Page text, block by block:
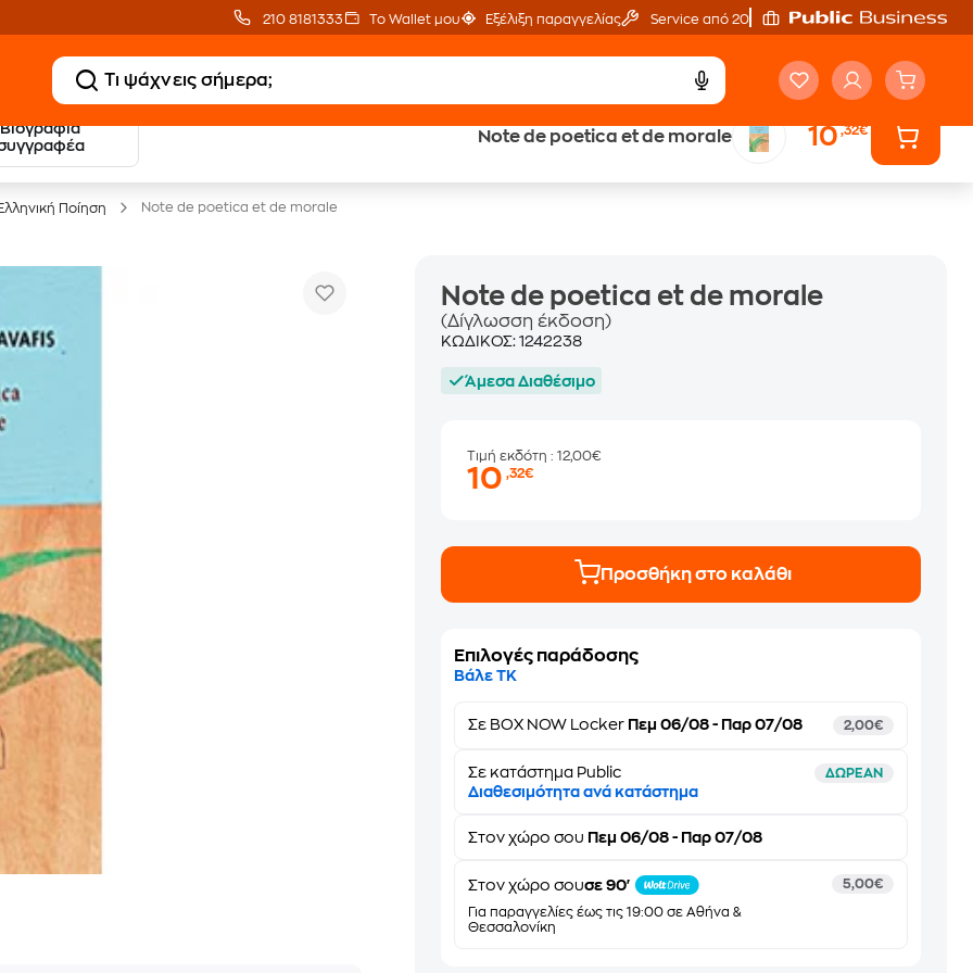
210 8181333 Το Wallet μου Εξέλιξη παραγγελίας Service από 20'
Βιογραφία
Note de poetica et de morale 10,32€
20 € Public επιστροφή
με Snappi
Δωρεάν Μεταφορικά Έλα στον κόσμο
Ποίηση Note de poetica et de morale
Note de poetica et de morale
(Δίγλωσση έκδοση)
ΚΩΔΙΚΟΣ:1242238
Άμεσα Διαθέσιμο
Τιμή εκδότη: 12,00€
10,32€
Προσθήκη στο καλάθι
Επιλογές παράδοσης
Βάλε ΤΚ
Σε BOX NOW Locker Πεμ 06/08 - Παρ 07/08 2,00€
Σε κατάστημα Public ΔΩΡΕΑΝ
Διαθεσιμότητα ανά κατάστημα
Στονχώρο σου Πεμ 06/08 - Παρ 07/08
Στον χώρο σουσε 90'
Για παραγγελίες έως τις 19:00 σε Αθήνα &
Θεσσαλονίκη
5,00€